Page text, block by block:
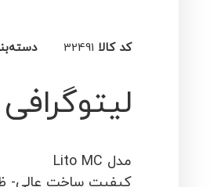
کد کالا 32491
مدل Lito MC
کیفیت ساخت عالی-